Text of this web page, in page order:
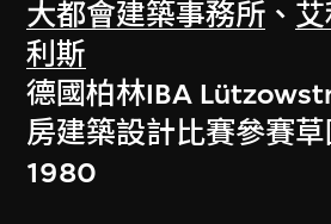
大都會建築事務所 、
利斯
德國柏林IBA
房建築設計比賽參賽草
1980